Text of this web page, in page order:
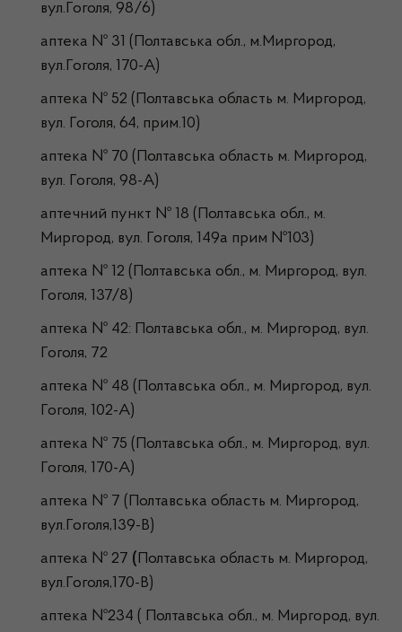
вул.Гоголя, 98/6)
аптека № 31 (Полтавська обл., м.Миргород,
вул.Гоголя, 170-А)
аптека № 52 (Полтавська область м. Миргород,
вул. Гоголя, 64, прим.10)
аптека № 70 (Полтавська область м. Миргород,
вул. Гоголя, 98-А)
аптечний пункт № 18 (Полтавська обл., м.
Миргород, вул. Гоголя, 149а прим №103)
аптека № 12 (Полтавська обл., м. Миргород, вул.
Гоголя, 137/8)
аптека № 42: Полтавська обл., м. Миргород, вул.
Гоголя, 72
аптека № 48 (Полтавська обл., м. Миргород, вул.
Гоголя, 102-А)
аптека № 75 (Полтавська обл., м. Миргород, вул.
Гоголя, 170-А)
аптека № 7 (Полтавська область м. Миргород,
вул.Гоголя,139-В)
аптека № 27 (Полтавська область м. Миргород,
вул.Гоголя,170-В)
аптека №234 ( Полтавська обл., м. Миргород, вул.